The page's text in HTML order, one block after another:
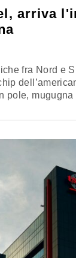
arriva
fra Nord e
pole, mugugna